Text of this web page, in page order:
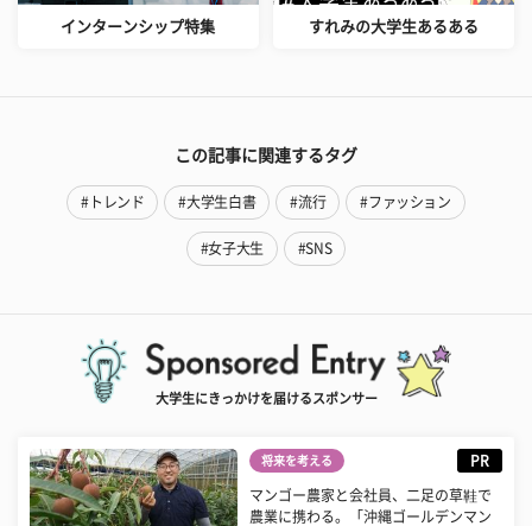
インターンシップ特集 すれみの大学生あるある
この記事に関連するタグ
#トレンド #大学生白書 #流行 #ファッション
#女子大生 #SNS
大学生にきっかけを届けるスポンサー
将来を考える PR
マンゴー農家と会社員、二足の草鞋で
農業に携わる。「沖縄ゴールデンマン